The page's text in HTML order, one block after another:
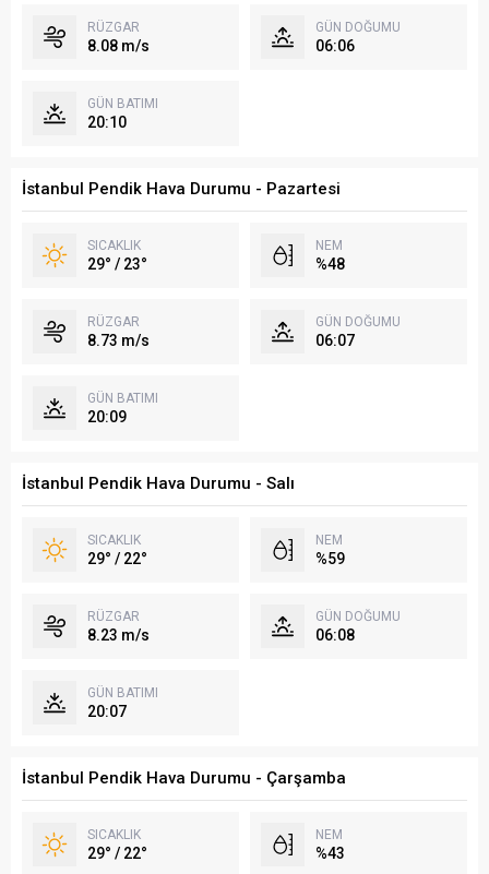
RÜZGAR
8.08 m/s
GÜN DOĞUMU
06:06
GÜN BATIMI
20:10
İstanbul Pendik Hava Durumu - Pazartesi
SICAKLIK
29° / 23°
NEM
%48
RÜZGAR
8.73 m/s
GÜN DOĞUMU
06:07
GÜN BATIMI
20:09
İstanbul Pendik Hava Durumu - Salı
SICAKLIK
29° / 22°
NEM
%59
RÜZGAR
8.23 m/s
GÜN DOĞUMU
06:08
GÜN BATIMI
20:07
İstanbul Pendik Hava Durumu - Çarşamba
SICAKLIK
29° / 22°
NEM
%43